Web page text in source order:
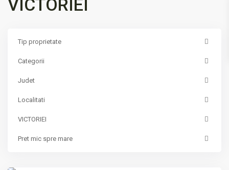
VICTORIEI
Tip proprietate
Categorii
Judet
Localitati
VICTORIEI
Pret mic spre mare